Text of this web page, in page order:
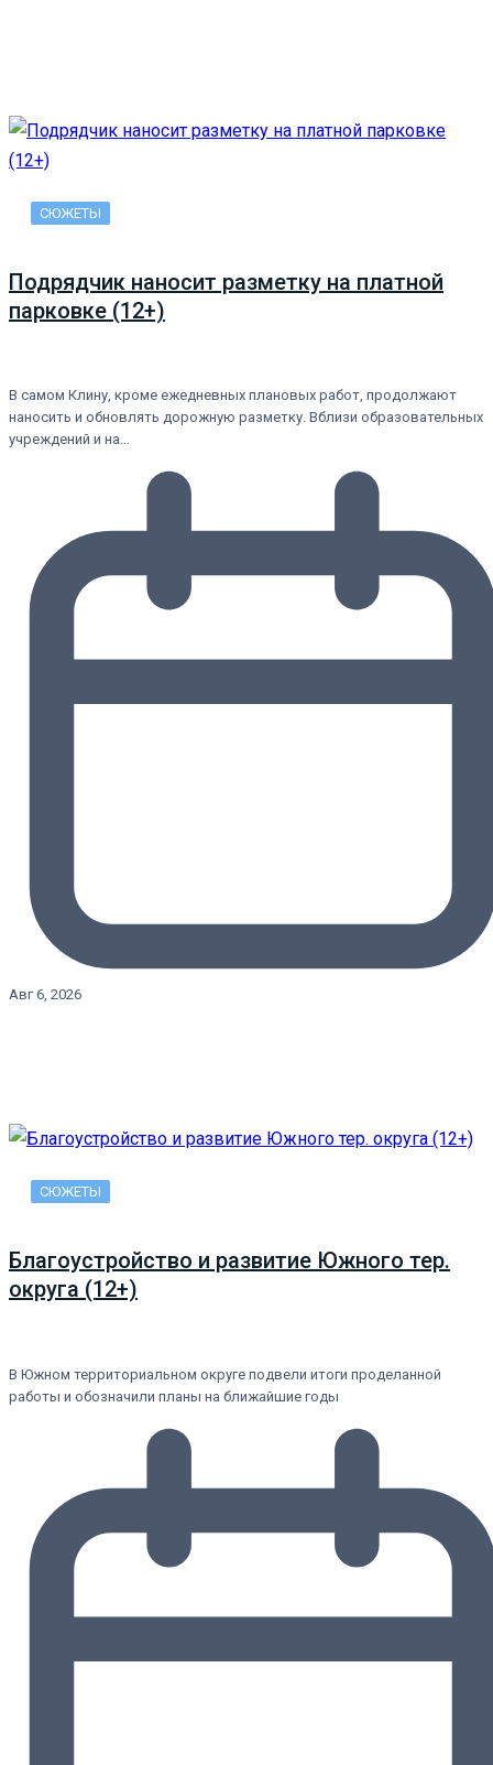
СЮЖЕТЫ
Подрядчик наносит разметку на платной
парковке (12+)
В самом Клину, кроме ежедневных плановых работ, продолжают
наносить и обновлять дорожную разметку. Вблизи образовательных
учреждений и на…
Авг 6, 2026
СЮЖЕТЫ
Благоустройство и развитие Южного тер.
округа (12+)
В Южном территориальном округе подвели итоги проделанной
работы и обозначили планы на ближайшие годы